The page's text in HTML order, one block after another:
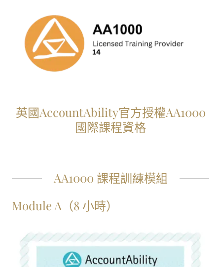
英國AccountAbility官方授權AA1000
國際課程資格
AA1000 課程訓練模組
Module A（8 小時）